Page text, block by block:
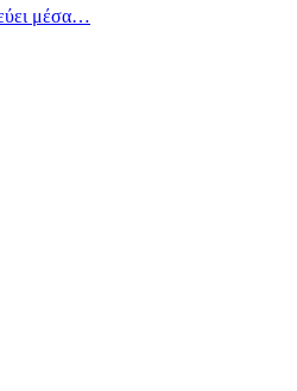
μέσα…